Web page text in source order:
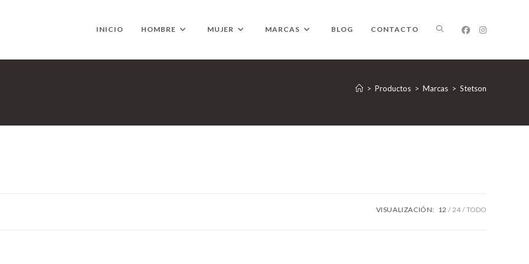
INICIO HOMBRE MUJER MARCAS BLOG CONTACTO ALTERNAR
BÚSQUEDA
LA
> Productos > Marcas > Stetson
VISUALIZACIÓN: 12 24 TODO